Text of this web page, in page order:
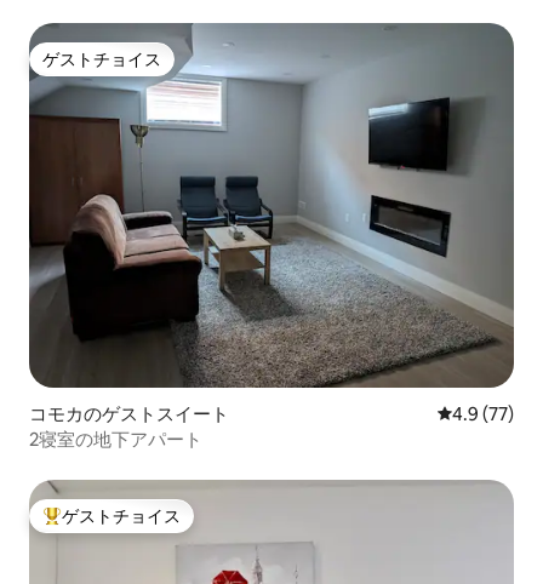
ゲストチョイス
ゲストチョイス
コモカのゲストスイート レビュー77
4.9 (77)
2寝室の地下アパート
大好評のゲストチョイスです。
ゲストチョイス